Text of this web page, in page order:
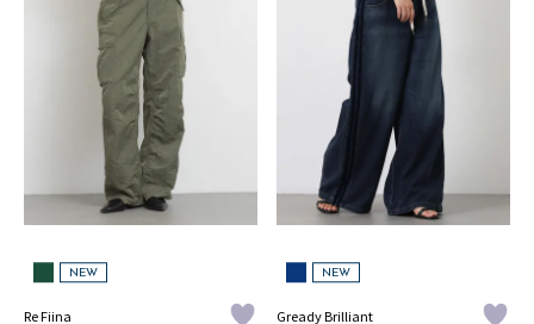
NEW
Re Fiina
NEW
Gready Brilliant